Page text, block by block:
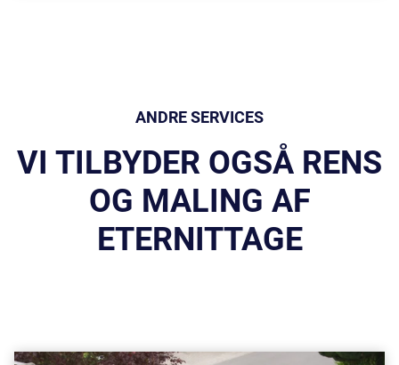
ANDRE SERVICES
VI TILBYDER OGSÅ RENS
OG MALING AF
ETERNITTAGE